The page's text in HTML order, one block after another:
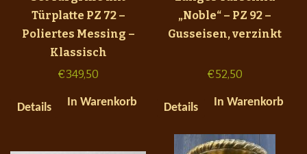
Türplatte PZ 72 –
Poliertes Messing –
Klassisch
€349,50
Details In Warenkorb
„Noble“ – PZ 92 –
Gusseisen, verzinkt
€52,50
Details In Warenkorb